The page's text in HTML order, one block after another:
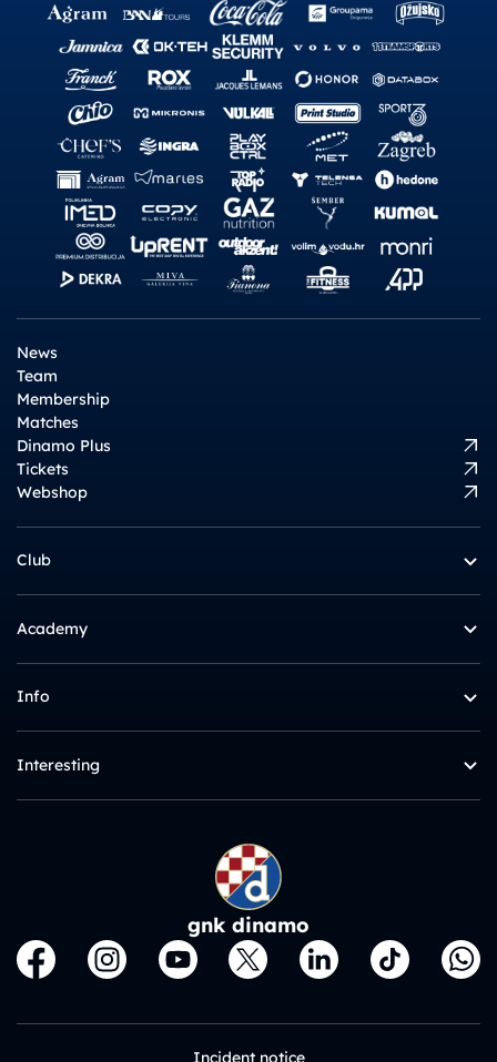
News
Team
Membership
Matches
Dinamo Plus
Tickets
Webshop
Club
Academy
Info
Interesting
gnk dinamo
Incident notice